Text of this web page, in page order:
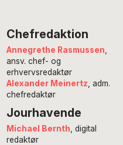
Chefredaktion
Annegrethe Rasmussen
ansv. chef- og
erhvervsredaktør
Alexander Meinertz , adm.
chefredaktør
Jourhavende
Michael Bernth , digital
redaktør